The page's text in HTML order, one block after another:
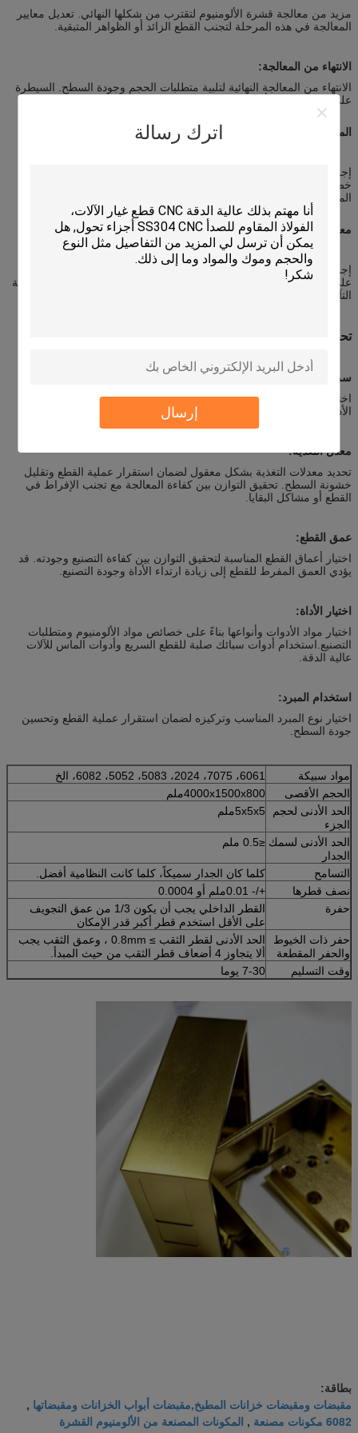
اترك رسالة
إرسال
مزيد من معالجة قشرة الألومنيوم لتقترب من شكلها النهائي. تعديل معايير
المعالجة في هذه المرحلة لتجنب القطع الزائد أو الظواهر المتبقية.
الانتهاء من المعالجة:
الانتهاء من المعالجة النهائية لتلبية متطلبات الحجم وجودة السطح. السيطرة
على معايير القطع أمر حاسم لضمان استيفاء خشونة السطح للمواصفات.
المعالجة الحرارية:
إجراء المعالجة الحرارية على قشرة الألومنيوم حسب الحاجة لتعزيز
خصائصها الميكانيكية ومقاومتها للتآكل. اختيار عمليات المعالجة الحرارية
المناسبة،مثل المعالجة بالحلول أو الشيخوخة.
معالجة السطح:
إجراء معالجة سطحية على قشرة الألومنيوم، مثل التشحيم أو الطلاء، بناءً
على المتطلبات.اختيار طرق معالجة السطح المناسبة لتعزيز مظهر ومقاومة
التآكل لأجزاء الألومنيوم.
تحسين معايير التصنيع:
سرعة القطع:
اختيار سرعات القطع المناسبة بناءً على خصائص مواد الألومنيوم وأنواع
الأدوات لتحسين كفاءة التصنيع وتقليل خشونة السطح.
معدل التغذية:
تحديد معدلات التغذية بشكل معقول لضمان استقرار عملية القطع وتقليل
خشونة السطح. تحقيق التوازن بين كفاءة المعالجة مع تجنب الإفراط في
القطع أو مشاكل البقايا.
عمق القطع:
اختيار أعماق القطع المناسبة لتحقيق التوازن بين كفاءة التصنيع وجودته. قد
يؤدي العمق المفرط للقطع إلى زيادة ارتداء الأداة وجودة التصنيع.
اختيار الأداة:
اختيار مواد الأدوات وأنواعها بناءً على خصائص مواد الألومنيوم ومتطلبات
التصنيع.استخدام أدوات سبائك صلبة للقطع السريع وأدوات الماس للآلات
عالية الدقة.
استخدام المبرد:
اختيار نوع المبرد المناسب وتركيزه لضمان استقرار عملية القطع وتحسين
جودة السطح.
مواد سبيكة
6061، 7075، 2024، 5083، 5052، 6082، الخ
الحجم الأقصى
4000x1500x800ملم
الحد الأدنى لحجم
الجزء
5x5x5ملم
الحد الأدنى لسمك
الجدار
≤0.5 ملم
التسامح
كلما كان الجدار سميكاً، كلما كانت النظامية أفضل.
نصف قطرها
+/- 0.01ملم أو 0.0004
حفرة
القطر الداخلي يجب أن يكون 1/3 من عمق التجويف
على الأقل استخدم قطر أكبر قدر الإمكان
حفر ذات الخيوط
والحفر المقطعة
الحد الأدنى لقطر الثقب ≥ 0.8mm ، وعمق الثقب يجب
ألا يتجاوز 4 أضعاف قطر الثقب من حيث المبدأ.
وقت التسليم
7-30 يوما
بطاقة:
مقبضات ومقبضات خزانات المطبخ,مقبضات أبواب الخزانات ومقبضاتها ,
6082 مكونات مصنعة , المكونات المصنعة من الألومنيوم القشرة